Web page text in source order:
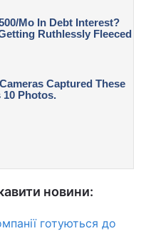
новини:
готуються до